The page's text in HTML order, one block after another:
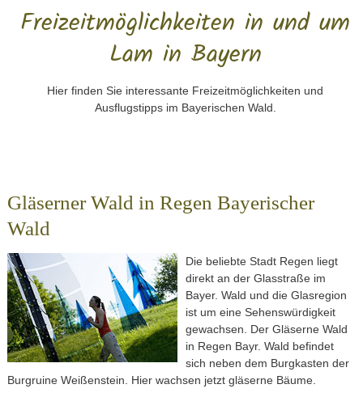
Freizeitmöglichkeiten in und um
Lam in Bayern
Hier finden Sie interessante Freizeitmöglichkeiten und
Ausflugstipps im Bayerischen Wald.
Gläserner Wald in Regen Bayerischer
Wald
Die beliebte Stadt Regen liegt
direkt an der Glasstraße im
Bayer. Wald und die Glasregion
ist um eine Sehenswürdigkeit
gewachsen. Der Gläserne Wald
in Regen Bayr. Wald befindet
sich neben dem Burgkasten der
Burgruine Weißenstein. Hier wachsen jetzt gläserne Bäume.